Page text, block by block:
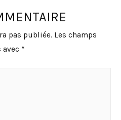
pas publiée. Les champs
*